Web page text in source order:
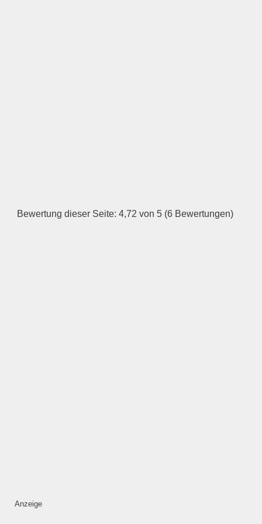
Bewertung dieser Seite: 4,72 von 5 (6 Bewertungen)
Anzeige